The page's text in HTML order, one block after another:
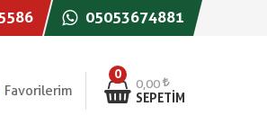
05053674881
0
0,00
SEPETIM
Favorilerim